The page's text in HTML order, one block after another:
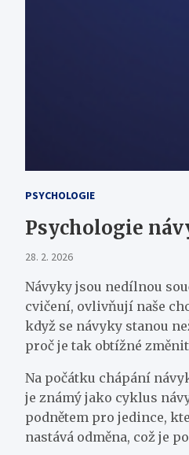
PSYCHOLOGIE
Psychologie
28. 2. 2026
Návyky jsou nedílnou
cvičení, ovlivňují naše
když se návyky stanou
proč je tak obtížné
Na počátku chápání
je známý jako cyklus
podnětem pro jedince,
nastává odměna, což je